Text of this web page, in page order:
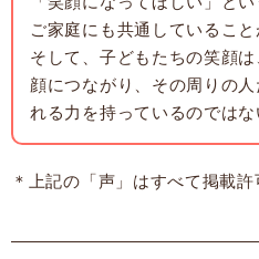
ご家庭にも共通していること
そして、子どもたちの笑顔
顔につながり、その周りの
れる力を持っているのではな
＊上記の「声」はすべて掲載許